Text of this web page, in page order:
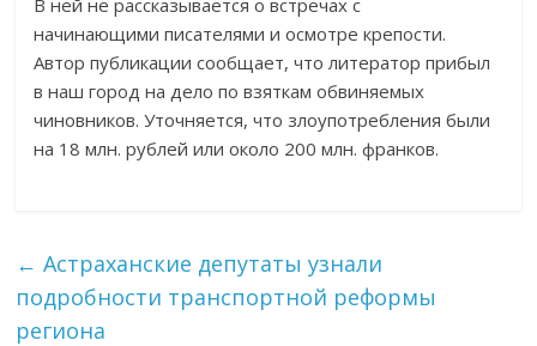
В ней не рассказывается о встречах с
начинающими писателями и осмотре крепости.
Автор публикации сообщает, что литератор прибыл
в наш город на дело по взяткам обвиняемых
чиновников. Уточняется, что злоупотребления были
на 18 млн. рублей или около 200 млн. франков.
← Астраханские депутаты узнали
подробности транспортной реформы
региона